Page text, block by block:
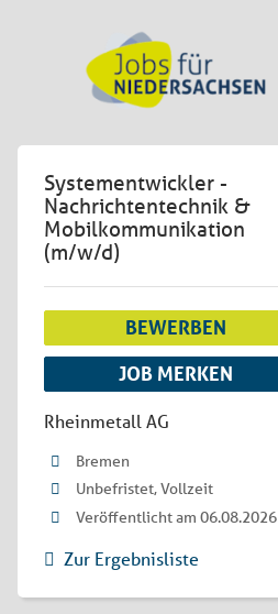
Systementwickler -
Nachrichtentechnik &
Mobilkommunikation
(m/w/d)
BEWERBEN
JOB MERKEN
Rheinmetall AG
Bremen
Unbefristet, Vollzeit
Veröffentlicht am 06.08.2026
Zur Ergebnisliste